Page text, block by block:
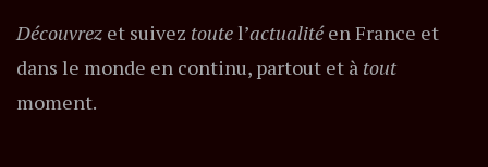
Découvrez et suivez toutel’actualitéen France et
dans le monde en continu, partout et à tout
moment.